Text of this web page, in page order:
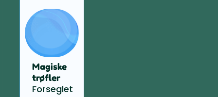
Magiske
trøfler
Forseglet